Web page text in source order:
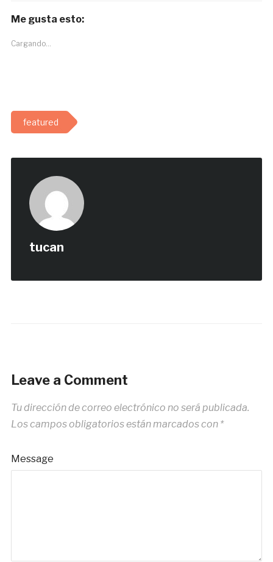
Me gusta esto:
Cargando...
featured
tucan
Leave a Comment
Tu dirección de correo electrónico no será publicada.
Los campos obligatorios están marcados con *
Message